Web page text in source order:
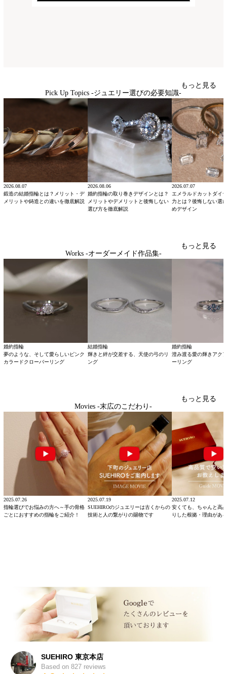
Pick Up Topics -ジュエリー選びの必要知識-
もっと見る
2026.08.07
鍛造の結婚指輪とは？メリット・デ
メリットや鋳造との違いを徹底解説
2026.08.06
婚約指輪の取り巻きデザインとは？
メリットやデメリットと後悔しない
選び方を徹底解説
2026.07.07
エメラルドカットダイ
力とは？後悔しない選
めデザイン
Works -オーダーメイド作品集-
もっと見る
婚約指輪
夢のような、そして愛らしいピンク
カラードクローバーリング
結婚指輪
輝きと絆が交差する、天使の弓のリ
ング
婚約指輪
澄み渡る愛の輝きアク
ーリング
Movies -末広のこだわり-
もっと見る
2025.07.26
指輪選びでお悩みの方へ～手の骨格
ごとにおすすめの指輪をご紹介！
2025.07.19
SUEHIROのジュエリーは古くからの
技術と人の繋がりの賜物です
2025.07.12
安くても、ちゃんと高
りした根拠・理由があ
SUEHIRO 東京本店
Based on 827 reviews